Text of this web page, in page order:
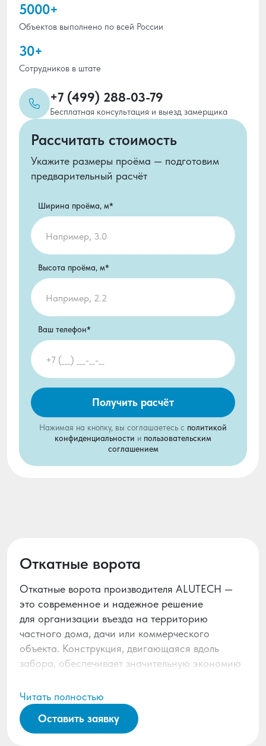
5000+
Объектов выполнено по всей России
30+
Сотрудников в штате
+7 (499) 288-03-79
Бесплатная консультация и выезд замерщика
Рассчитать стоимость
Укажите размеры проёма — подготовим
предварительный расчёт
Ширина проёма, м*
Высота проёма, м*
Ваш телефон*
Получить расчёт
Нажимая на кнопку, вы соглашаетесь с политикой
конфиденциальности и пользовательским
соглашением
Откатные ворота
Откатные ворота производителя ALUTECH —
это современное и надежное решение
для организации въезда на территорию
частного дома, дачи или коммерческого
объекта. Конструкция, двигающаяся вдоль
забора, обеспечивает значительную экономию
воротами. Компания «Марди», являясь
официальным представителем ALUTECH,
предлагает недорого купить откатные
ворота под ключ в Апрелевке высшего качества
Читать полностью
Оставить заявку